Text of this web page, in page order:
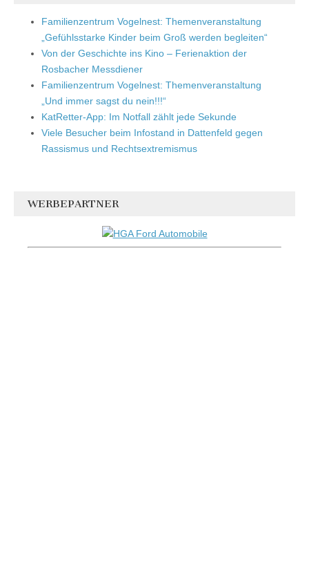
Familienzentrum Vogelnest: Themenveranstaltung
„Gefühlsstarke Kinder beim Groß werden begleiten“
Von der Geschichte ins Kino – Ferienaktion der
Rosbacher Messdiener
Familienzentrum Vogelnest: Themenveranstaltung
„Und immer sagst du nein!!!“
KatRetter-App: Im Notfall zählt jede Sekunde
Viele Besucher beim Infostand in Dattenfeld gegen
Rassismus und Rechtsextremismus
WERBEPARTNER